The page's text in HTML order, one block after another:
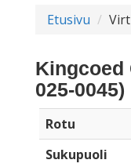
Etusivu
Kingcoed
025-0045)
Rotu
Sukupuoli